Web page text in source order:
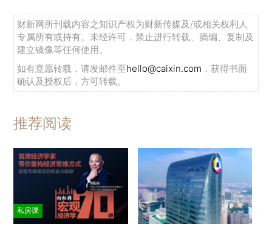
财新网所刊载内容之知识产权为财新传媒及/或相关权利人
专属所有或持有。未经许可，禁止进行转载、摘编、复制及
建立镜像等任何使用。
如有意愿转载，请发邮件至hello@caixin.com ，获得书面
确认及授权后，方可转载。
推荐阅读
私房课